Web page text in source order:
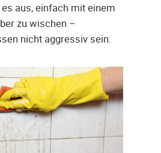
aus, einfach mit einem
zu wischen –
nicht aggressiv sein.